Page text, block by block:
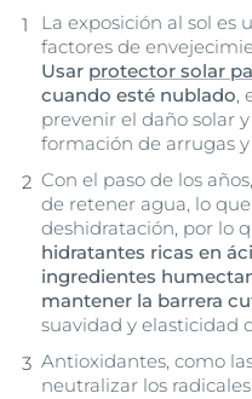
La exposición al sol es
factores de
Usar protector solar
cuando esté nublado,
prevenir el daño solar
formación de arrugas
Con el paso de los
de retener agua, lo
deshidratación, por lo
hidratantes ricas en
ingredientes
mantener la barrera
suavidad y elasticidad
Antioxidantes, como
neutralizar los